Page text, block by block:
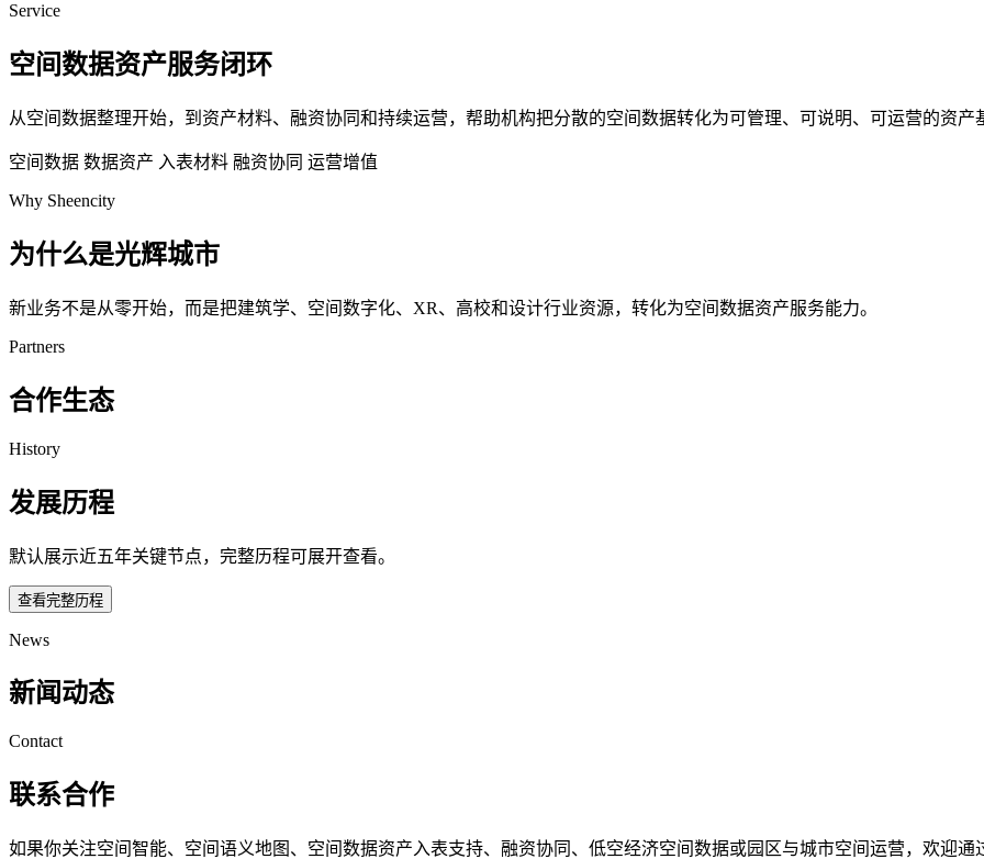
Service
空间数据资产服务闭环
从空间数据整理开始，到资产材料、融资协同和持续运营，帮助机构把分散的空间数据转化为可管理、可说明、可运营的资产
空间数据 数据资产 入表材料 融资协同 运营增值
Why Sheencity
为什么是光辉城市
新业务不是从零开始，而是把建筑学、空间数字化、XR、高校和设计行业资源，转化为空间数据资产服务能力。
Partners
合作生态
History
发展历程
默认展示近五年关键节点，完整历程可展开查看。
查看完整历程
News
新闻动态
Contact
联系合作
如果你关注空间智能、空间语义地图、空间数据资产入表支持、融资协同、低空经济空间数据或园区与城市空间运营，欢迎通